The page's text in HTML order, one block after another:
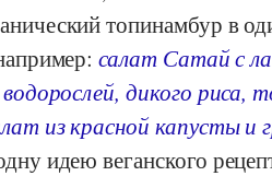
топинамбур в
салат Сатай с
дикого риса,
из красной капусты
идею веганского